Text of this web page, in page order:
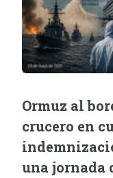
Ormuz al
crucero en
una jornada